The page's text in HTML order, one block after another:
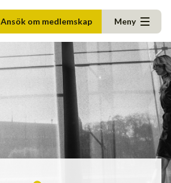
Ansök om medlemskap Meny